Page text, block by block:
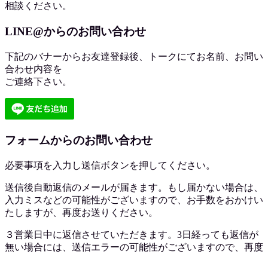
相談ください。
LINE@からのお問い合わせ
下記のバナーからお友達登録後、トークにてお名前、お問い
合わせ内容を
ご連絡下さい。
フォームからのお問い合わせ
必要事項を入力し送信ボタンを押してください。
送信後自動返信のメールが届きます。もし届かない場合は、
入力ミスなどの可能性がございますので、お手数をおかけい
たしますが、再度お送りください。
３営業日中に返信させていただきます。3日経っても返信が
無い場合には、送信エラーの可能性がございますので、再度